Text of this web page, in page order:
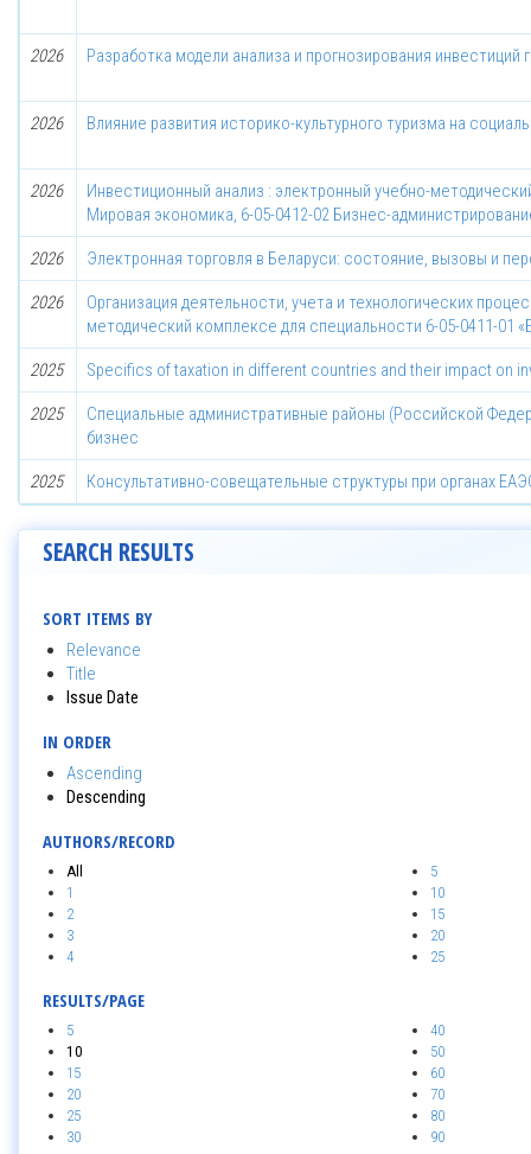
2026 Разработка модели анализа и прогнозирования инвестиций
2026 Влияние развития историко-культурного туризма на
2026
Инвестиционный анализ : электронный учебно-
Мировая экономика, 6-05-0412-02 Бизнес-
2026 Электронная торговля в Беларуси: состояние, вызовы и
2026
Организация деятельности, учета и технологических
методический комплексе для специальности 6-05-0411-01
2025 Specifics of taxation in different countries and their impact on
2025
Специальные административные районы (Российской
бизнес
2025 Консультативно-совещательные структуры при органах
SEARCH RESULTS
SORT ITEMS BY
Relevance
Title
Issue Date
IN ORDER
Ascending
Descending
AUTHORS/RECORD
All
1
2
3
4
5
10
15
20
25
RESULTS/PAGE
5
10
15
20
25
30
40
50
60
70
80
90